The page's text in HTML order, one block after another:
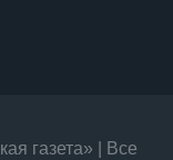
газета» | Все